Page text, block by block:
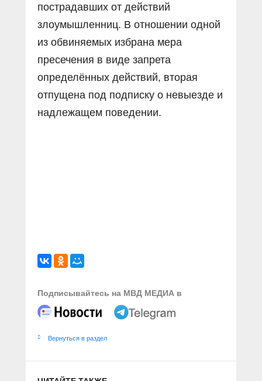
пострадавших от действий
злоумышленниц. В отношении одной
из обвиняемых избрана мера
пресечения в виде запрета
определённых действий, вторая
отпущена под подписку о невыезде и
надлежащем поведении.
Подписывайтесь на МВД МЕДИА в
Вернуться в раздел